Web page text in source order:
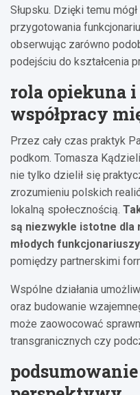
Słupsku. Dzięki temu
przygotowania
obserwując zarówno
podejściu do kształcenia
rola opiekuna
współpracy
Przez cały czas praktyk
podkom. Tomasza
nie tylko dzielił się
zrozumieniu polskich
lokalną społecznością.
są niezwykle istotne dla
młodych funkcjonariuszy
pomiędzy partnerskimi
Wspólne działania
oraz budowanie
może zaowocować
transgranicznych czy